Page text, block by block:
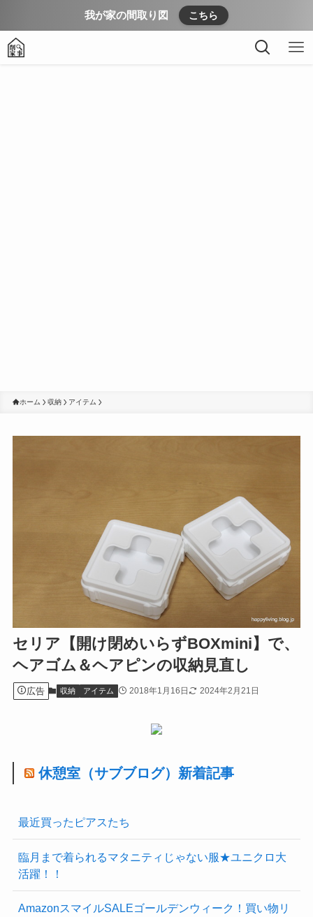
我が家の間取り図 こちら
ホーム 収納 アイテム
セリア【開け閉めいらずBOXmini】で、
ヘアゴム＆ヘアピンの収納見直し
広告 収納 アイテム 2018年1月16日 2024年2月21日
休憩室（サブブログ）新着記事
最近買ったピアスたち
臨月まで着られるマタニティじゃない服★ユニクロ大
活躍！！
AmazonスマイルSALEゴールデンウィーク！買い物リ